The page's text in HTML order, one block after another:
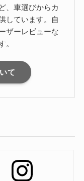
、車選びからカ
しています。自
ザーレビューな
。
て